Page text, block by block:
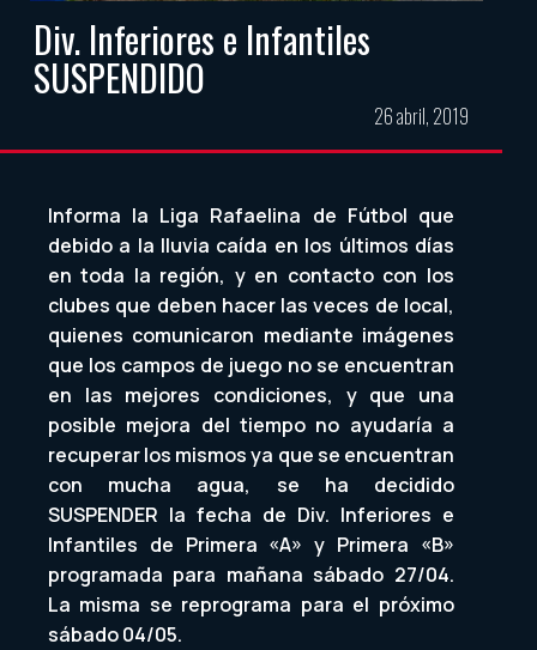
Div. Inferiores e Infantiles
SUSPENDIDO
26 abril, 2019
Informa la Liga Rafaelina de Fútbol que
debido a la lluvia caída en los últimos días
en toda la región, y en contacto con los
clubes que deben hacer las veces de local,
quienes comunicaron mediante imágenes
que los campos de juego no se encuentran
en las mejores condiciones, y que una
posible mejora del tiempo no ayudaría a
recuperar los mismos ya que se encuentran
con mucha agua, se ha decidido
SUSPENDER la fecha de Div. Inferiores e
Infantiles de Primera «A» y Primera «B»
programada para mañana sábado 27/04.
La misma se reprograma para el próximo
sábado 04/05.